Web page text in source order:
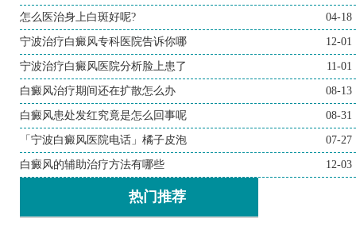
怎么医治身上白斑好呢? 04-18
宁波治疗白癜风专科医院告诉你哪 12-01
宁波治疗白癜风医院分析脸上患了 11-01
白癜风治疗期间还在扩散怎么办 08-13
白癜风患处发红究竟是怎么回事呢 08-31
「宁波白癜风医院电话」橘子皮泡 07-27
白癜风的辅助治疗方法有哪些 12-03
热门推荐